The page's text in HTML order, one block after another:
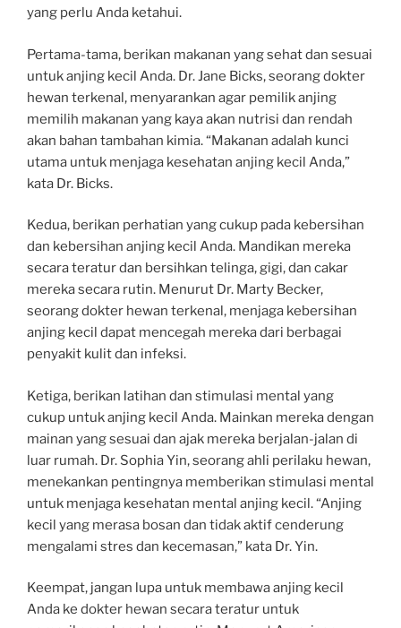
yang perlu Anda ketahui.
Pertama-tama, berikan makanan yang sehat dan sesuai
untuk anjing kecil Anda. Dr. Jane Bicks, seorang dokter
hewan terkenal, menyarankan agar pemilik anjing
memilih makanan yang kaya akan nutrisi dan rendah
akan bahan tambahan kimia. “Makanan adalah kunci
utama untuk menjaga kesehatan anjing kecil Anda,”
kata Dr. Bicks.
Kedua, berikan perhatian yang cukup pada kebersihan
dan kebersihan anjing kecil Anda. Mandikan mereka
secara teratur dan bersihkan telinga, gigi, dan cakar
mereka secara rutin. Menurut Dr. Marty Becker,
seorang dokter hewan terkenal, menjaga kebersihan
anjing kecil dapat mencegah mereka dari berbagai
penyakit kulit dan infeksi.
Ketiga, berikan latihan dan stimulasi mental yang
cukup untuk anjing kecil Anda. Mainkan mereka dengan
mainan yang sesuai dan ajak mereka berjalan-jalan di
luar rumah. Dr. Sophia Yin, seorang ahli perilaku hewan,
menekankan pentingnya memberikan stimulasi mental
untuk menjaga kesehatan mental anjing kecil. “Anjing
kecil yang merasa bosan dan tidak aktif cenderung
mengalami stres dan kecemasan,” kata Dr. Yin.
Keempat, jangan lupa untuk membawa anjing kecil
Anda ke dokter hewan secara teratur untuk